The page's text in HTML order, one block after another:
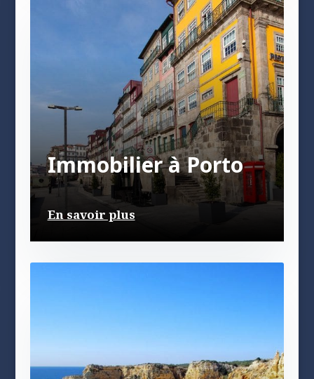
Immobilier à Porto
En savoir plus